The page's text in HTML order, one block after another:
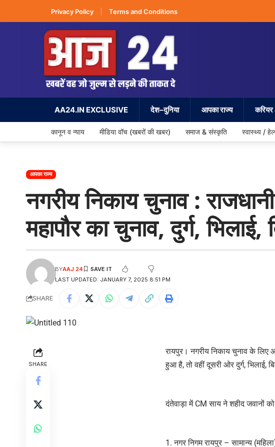
Privacy Policy Terms and Conditions
AA24.IN EXCLUSIVE देश–दुनिया आपका राज्य
कानून व न्याय मीडिया वॉच (खबरों की खबर) समाज & संस्कृति स्वास्थ्य /
आपका राज्य
नगरीय निकाय चुनाव :
महापौर का चुनाव, दुर्ग,
LAST UPDATED: JANUARY 7, 2025 8:51 PM
BYAAJ 24
SHARE
SHARE
रायपुर। नगरीय निकाय चुनाव के लिए
हुआ है, तो वहीं दूसरी ओर दुर्ग, भिलाई,
दंतेवाड़ा में CM साय ने शहीद जवानों को
नगर निगम रायपुर – सामान्य